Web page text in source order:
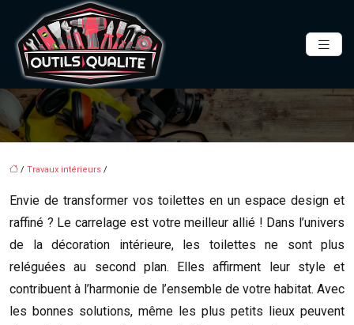
/ Travaux intérieurs /
Envie de transformer vos toilettes en un espace design et
raffiné ? Le carrelage est votre meilleur allié ! Dans l’univers
de la décoration intérieure, les toilettes ne sont plus
reléguées au second plan. Elles affirment leur style et
contribuent à l’harmonie de l’ensemble de votre habitat. Avec
les bonnes solutions, même les plus petits lieux peuvent